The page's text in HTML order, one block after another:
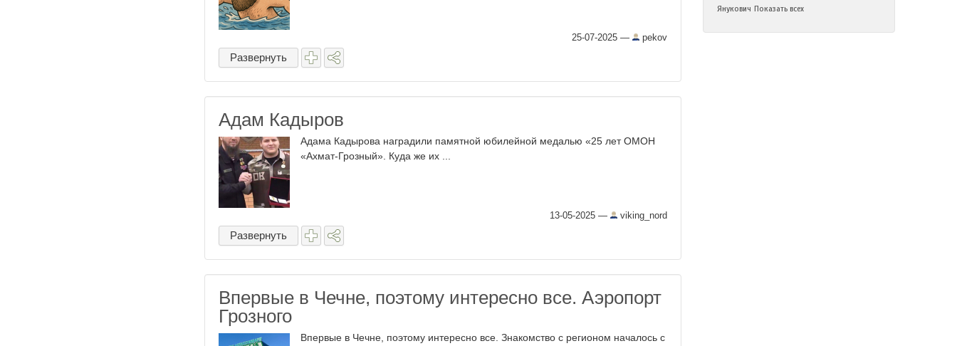
25-07-2025 — pekov
Развернуть
Адам Кадыров
Адама Кадырова наградили памятной юбилейной медалью «25 лет ОМОН
«Ахмат-Грозный». Куда же их ...
13-05-2025 — viking_nord
Развернуть
Впервые в Чечне, поэтому интересно все. Аэропорт
Грозного
Впервые в Чечне, поэтому интересно все. Знакомство с регионом началось с
Янукович Показать всех